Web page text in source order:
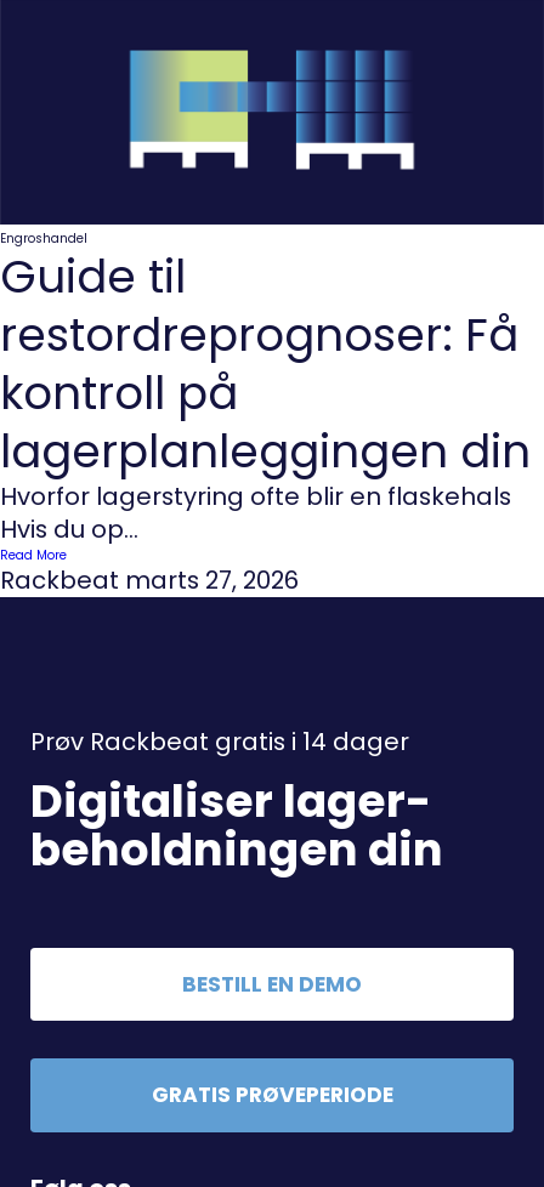
Engroshandel
Guide til
restordreprognoser: Få
kontroll på
lagerplanleggingen din
Hvorfor lagerstyring ofte blir en flaskehals
Hvis du op...
Read More
Rackbeat marts 27, 2026
Prøv Rackbeat gratis i 14 dager
Digitaliser lager-
beholdningen din
BESTILL EN DEMO
GRATIS PRØVEPERIODE